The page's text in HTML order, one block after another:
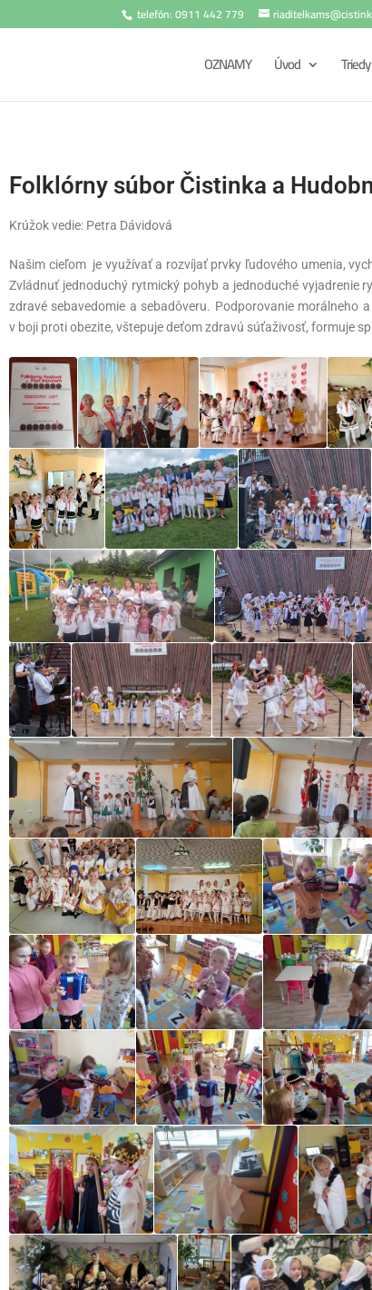
telefón: 0911 442 779
OZNAMY Úvod Triedy
Folklórny súbor Čistinka a
Krúžok vedie: Petra Dávidová
Našim cieľom je využívať a rozvíjať prvky ľudového umenia,
Zvládnuť jednoduchý rytmický pohyb a jednoduché vyjadrenie
zdravé sebavedomie a sebadôveru. Podporovanie
v boji proti obezite, vštepuje deťom zdravú súťaživosť, formuje